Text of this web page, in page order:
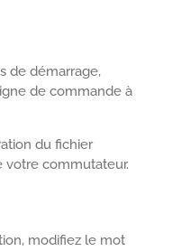
de démarrage,
de commande à
du fichier
votre commutateur.
modifiez le mot